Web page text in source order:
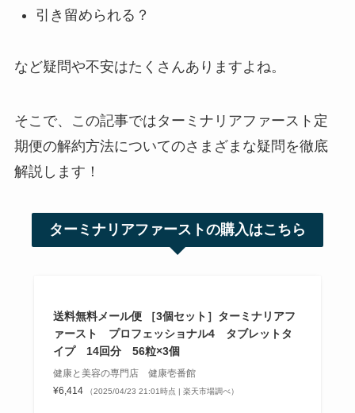
引き留められる？
など疑問や不安はたくさんありますよね。
そこで、この記事ではターミナリアファースト定
期便の解約方法についてのさまざまな疑問を徹底
解説します！
ターミナリアファーストの購入はこちら
送料無料メール便 ［3個セット］ターミナリアフ
ァースト プロフェッショナル4 タブレットタ
イプ 14回分 56粒×3個
健康と美容の専門店 健康壱番館
¥6,414
（2025/04/23 21:01時点 | 楽天市場調べ）